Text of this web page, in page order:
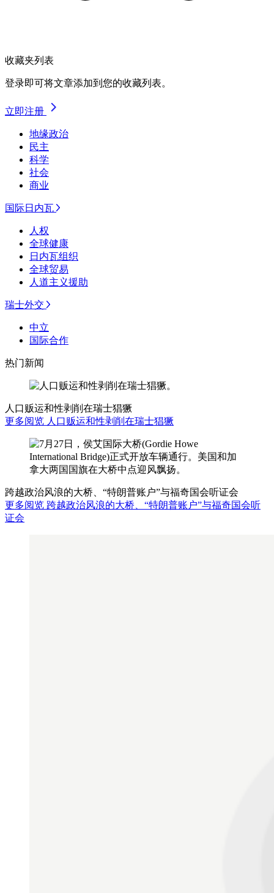
收藏夹列表
登录即可将文章添加到您的收藏列表。
立即注册
地缘政治
民主
科学
社会
商业
国际日内瓦
人权
全球健康
日内瓦组织
全球贸易
人道主义援助
瑞士外交
中立
国际合作
热门新闻
人口贩运和性剥削在瑞士猖獗
更多阅览 人口贩运和性剥削在瑞士猖獗
跨越政治风浪的大桥、“特朗普账户”与福奇国会听证会
更多阅览 跨越政治风浪的大桥、“特朗普账户”与福奇国会听
证会